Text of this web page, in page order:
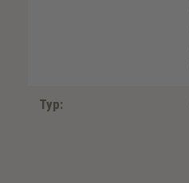
Typ: